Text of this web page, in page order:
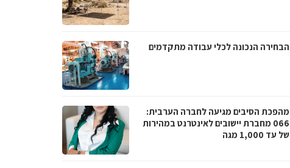
הבחירה הנכונה לכלי עבודה מתקדמים
מהפכת הסיבים מגיעה לחברה הערבית:
066 מחברת יישובים לאינטרנט במהירות
של עד 1,000 מגה